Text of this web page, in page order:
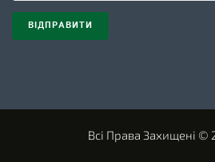
Всі Права Захищені ©